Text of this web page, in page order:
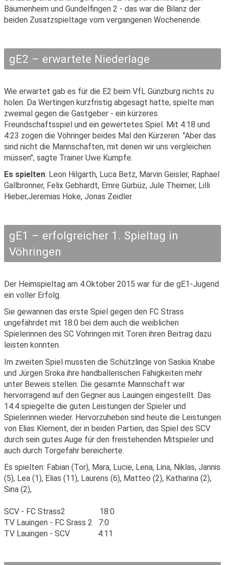
Bäumenheim und Gundelfingen 2 - das war die Bilanz der
beiden Zusatzspieltage vom vergangenen Wochenende.
gE2 – erwartete Niederlage
Wie erwartet gab es für die E2 beim VfL Günzburg nichts zu
holen. Da Wertingen kurzfristig abgesagt hatte, spielte man
zweimal gegen die Gastgeber - ein kürzeres
Freundschaftsspiel und ein gewertetes Spiel. Mit 4:18 und
4:23 zogen die Vöhringer beides Mal den Kürzeren. "Aber das
sind nicht die Mannschaften, mit denen wir uns vergleichen
müssen", sagte Trainer Uwe Kumpfe.
Es spielten: Leon Hilgarth, Luca Betz, Marvin Geisler, Raphael
Gallbronner, Felix Gebhardt, Emre Gürbüz, Jule Theimer, Lilli
Hieber,Jeremias Hoke, Jonas Zeidler
gE1 – erfolgreicher 1. Spieltag in
Vöhringen
Der Heimspieltag am 4.Oktober 2015 war für die gE1-Jugend
ein voller Erfolg.
Sie gewannen das erste Spiel gegen den FC Strass
ungefährdet mit 18:0 bei dem auch die weiblichen
Spielerinnen des SC Vöhringen mit Toren ihren Beitrag dazu
leisten konnten.
Im zweiten Spiel mussten die Schützlinge von Saskia Knabe
und Jürgen Sroka ihre handballerischen Fähigkeiten mehr
unter Beweis stellen. Die gesamte Mannschaft war
hervorragend auf den Gegner aus Lauingen eingestellt. Das
14:4 spiegelte die guten Leistungen der Spieler und
Spielerinnen wieder. Hervorzuheben sind heute die Leistungen
von Elias Klement, der in beiden Partien, das Spiel des SCV
durch sein gutes Auge für den freistehenden Mitspieler und
auch durch Torgefahr bereicherte.
Es spielten: Fabian (Tor), Mara, Lucie, Lena, Lina, Niklas, Jannis
(5), Lea (1), Elias (11), Laurens (6), Matteo (2), Katharina (2),
Sina (2),
SCV - FC Strass2 18:0
TV Lauingen - FC Srass 2 7:0
TV Lauingen - SCV 4:11